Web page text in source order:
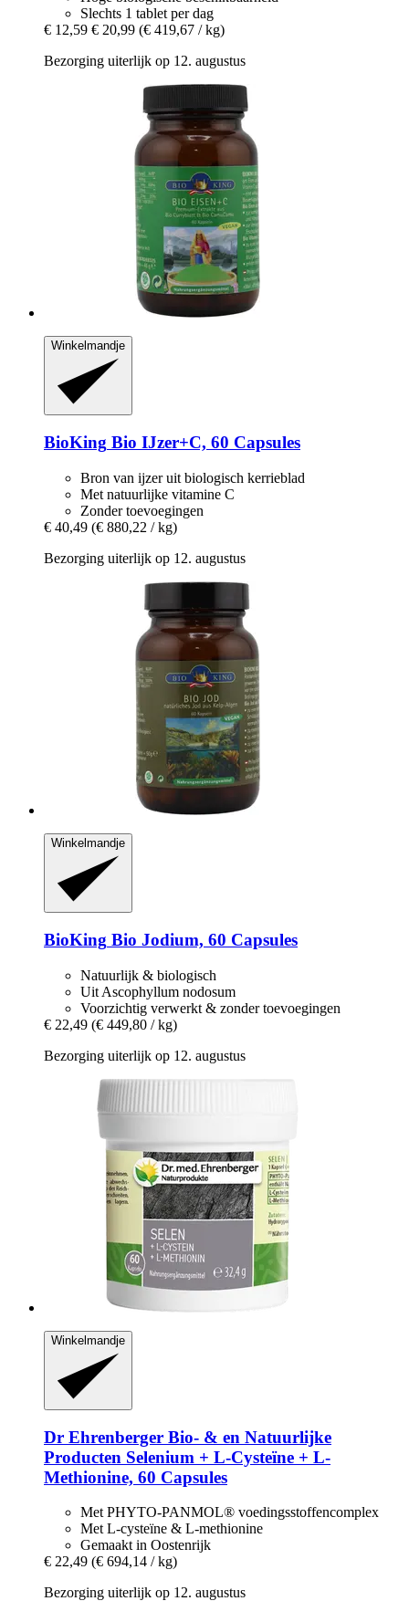
Slechts 1 tablet per dag
€ 12,59 € 20,99 (€ 419,67 / kg)
Bezorging uiterlijk op 12. augustus
Winkelmandje
BioKing Bio IJzer+C, 60 Capsules
Bron van ijzer uit biologisch kerrieblad
Met natuurlijke vitamine C
Zonder toevoegingen
€ 40,49 (€ 880,22 / kg)
Bezorging uiterlijk op 12. augustus
Winkelmandje
BioKing Bio Jodium, 60 Capsules
Natuurlijk & biologisch
Uit Ascophyllum nodosum
Voorzichtig verwerkt & zonder toevoegingen
€ 22,49 (€ 449,80 / kg)
Bezorging uiterlijk op 12. augustus
Winkelmandje
Dr Ehrenberger Bio- & en Natuurlijke
Producten Selenium + L-​Cysteïne + L-​
Methionine, 60 Capsules
Met PHYTO-PANMOL® voedingsstoffencomplex
Met L-cysteïne & L-methionine
Gemaakt in Oostenrijk
€ 22,49 (€ 694,14 / kg)
Bezorging uiterlijk op 12. augustus